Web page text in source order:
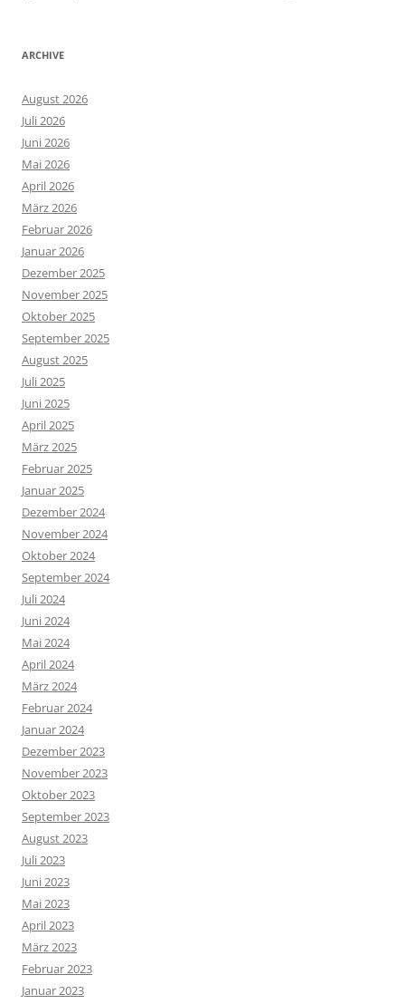
ARCHIVE
August 2026
Juli 2026
Juni 2026
Mai 2026
April 2026
März 2026
Februar 2026
Januar 2026
Dezember 2025
November 2025
Oktober 2025
September 2025
August 2025
Juli 2025
Juni 2025
April 2025
März 2025
Februar 2025
Januar 2025
Dezember 2024
November 2024
Oktober 2024
September 2024
Juli 2024
Juni 2024
Mai 2024
April 2024
März 2024
Februar 2024
Januar 2024
Dezember 2023
November 2023
Oktober 2023
September 2023
August 2023
Juli 2023
Juni 2023
Mai 2023
April 2023
März 2023
Februar 2023
Januar 2023